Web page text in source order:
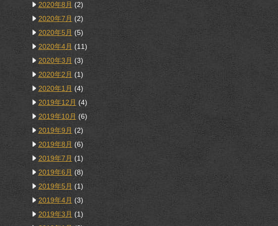
2020年8月 (2)
2020年7月 (2)
2020年5月 (5)
2020年4月 (11)
2020年3月 (3)
2020年2月 (1)
2020年1月 (4)
2019年12月 (4)
2019年10月 (6)
2019年9月 (2)
2019年8月 (6)
2019年7月 (1)
2019年6月 (8)
2019年5月 (1)
2019年4月 (3)
2019年3月 (1)